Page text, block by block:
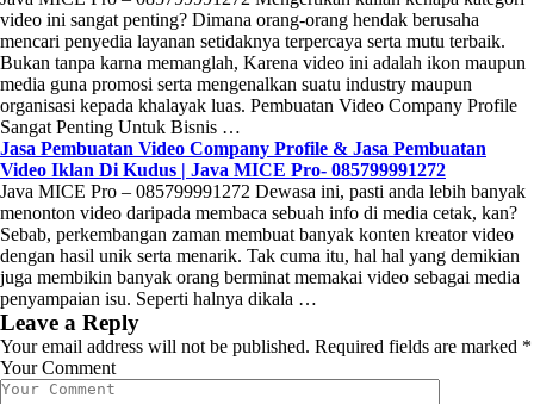
video ini sangat penting? Dimana orang-orang hendak berusaha
mencari penyedia layanan setidaknya terpercaya serta mutu terbaik.
Bukan tanpa karna memanglah, Karena video ini adalah ikon maupun
media guna promosi serta mengenalkan suatu industry maupun
organisasi kepada khalayak luas. Pembuatan Video Company Profile
Sangat Penting Untuk Bisnis …
Jasa Pembuatan Video Company Profile & Jasa Pembuatan
Video Iklan Di Kudus | Java MICE Pro- 085799991272
Java MICE Pro – 085799991272 Dewasa ini, pasti anda lebih banyak
menonton video daripada membaca sebuah info di media cetak, kan?
Sebab, perkembangan zaman membuat banyak konten kreator video
dengan hasil unik serta menarik. Tak cuma itu, hal hal yang demikian
juga membikin banyak orang berminat memakai video sebagai media
penyampaian isu. Seperti halnya dikala …
Leave a Reply
Your email address will not be published. Required fields are marked *
Your Comment